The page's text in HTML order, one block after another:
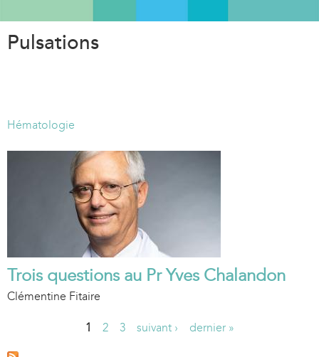
Pulsations
Hématologie
Trois questions au Pr Yves Chalandon
Clémentine Fitaire
P
1 2 3 suivant › dernier »